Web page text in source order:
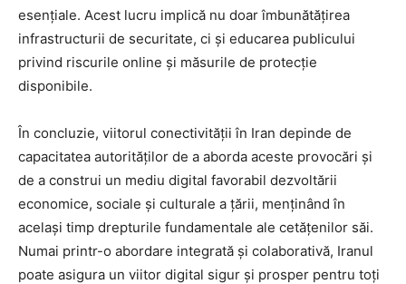
esențiale. Acest lucru implică nu doar îmbunătățirea
infrastructurii de securitate, ci și educarea publicului
privind riscurile online și măsurile de protecție
disponibile.
În concluzie, viitorul conectivității în Iran depinde de
capacitatea autorităților de a aborda aceste provocări și
de a construi un mediu digital favorabil dezvoltării
economice, sociale și culturale a țării, menținând în
același timp drepturile fundamentale ale cetățenilor săi.
Numai printr-o abordare integrată și colaborativă, Iranul
poate asigura un viitor digital sigur și prosper pentru toți